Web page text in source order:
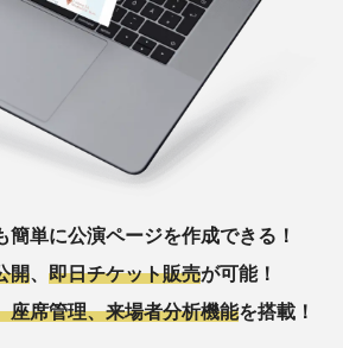
簡単に公演ページを作成できる！
開
即日チケット販売が可能！
座席管理、来場者分析機能を搭載！